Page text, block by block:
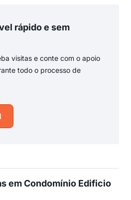
rápido e sem
visitas e conte com o apoio
todo o processo de
em Condomínio Edificio